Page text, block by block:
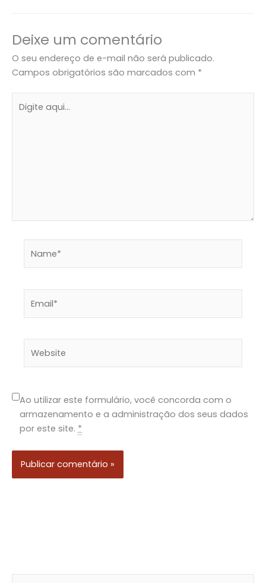
Deixe um comentário
O seu endereço de e-mail não será publicado.
Campos obrigatórios são marcados com *
aqui...
Ao utilizar este formulário, você concorda com o
armazenamento e a administração dos seus dados
por este site. *